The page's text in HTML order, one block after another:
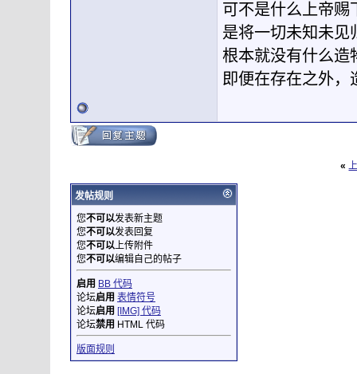
可不是什么上帝赐
是将一切未知未见
根本就没有什么造
即便在存在之外，
«
发帖规则
您不可以发表新主题
您不可以发表回复
您不可以上传附件
您不可以编辑自己的帖子
启用 BB 代码
论坛启用 表情符号
论坛启用 [IMG] 代码
论坛禁用 HTML 代码
版面规则